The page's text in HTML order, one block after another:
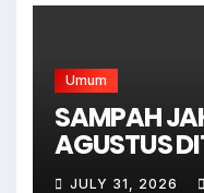
Umum
SAMPAH
AGUSTUS
BANTAR
JULY 31, 2026